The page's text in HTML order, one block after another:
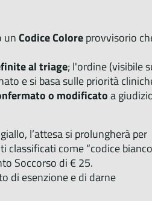
unCodice Coloreprovvisorio
al triage; l'ordine (visibile
e si basa sulle priorità
o modificatoa
l’attesa si prolungherà per
come “codice
Soccorso di € 25.
di esenzione e di darne